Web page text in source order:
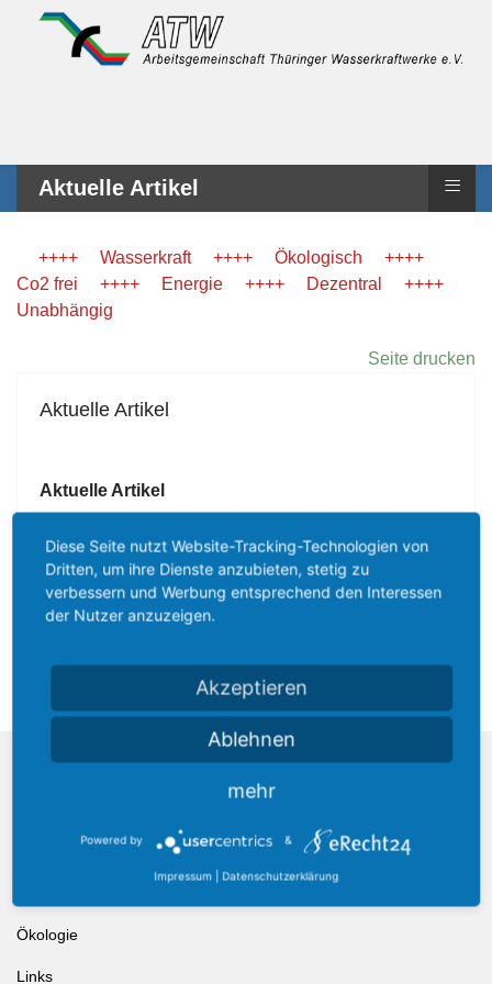
Aktuelle Artikel ≡
++++ Wasserkraft ++++ Ökologisch ++++
Co2 frei ++++ Energie ++++ Dezentral ++++
Unabhängig
Seite drucken
Aktuelle Artikel
Aktuelle Artikel
Ökologie
Links
Diese Seite nutzt Website-Tracking-Technologien von
Dritten, um ihre Dienste anzubieten, stetig zu
verbessern und Werbung entsprechend den Interessen
der Nutzer anzuzeigen.
Akzeptieren
Ablehnen
mehr
Powered by &
Impressum | Datenschutzerklärung